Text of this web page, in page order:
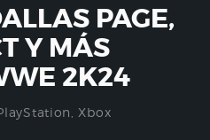
PAGE,
Y MÁS
2K24
Xbox